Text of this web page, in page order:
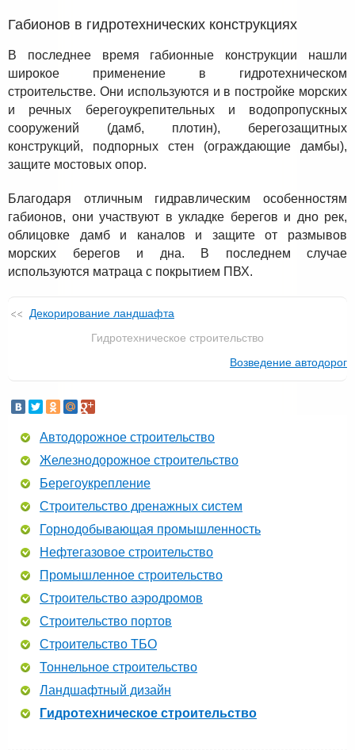
Габионов в гидротехнических конструкциях
В последнее время габионные конструкции нашли
широкое применение в гидротехническом
строительстве. Они используются и в постройке морских
и речных берегоукрепительных и водопропускных
сооружений (дамб, плотин), берегозащитных
конструкций, подпорных стен (ограждающие дамбы),
защите мостовых опор.
Благодаря отличным гидравлическим особенностям
габионов, они участвуют в укладке берегов и дно рек,
облицовке дамб и каналов и защите от размывов
морских берегов и дна. В последнем случае
используются матраца с покрытием ПВХ.
Декорирование ландшафта
Гидротехническое строительство
Возведение автодорог
Автодорожное строительство
Железнодорожное строительство
Берегоукрепление
Строительство дренажных систем
Горнодобывающая промышленность
Нефтегазовое строительство
Промышленное строительство
Строительство аэродромов
Строительство портов
Строительство ТБО
Тоннельное строительство
Ландшафтный дизайн
Гидротехническое строительство